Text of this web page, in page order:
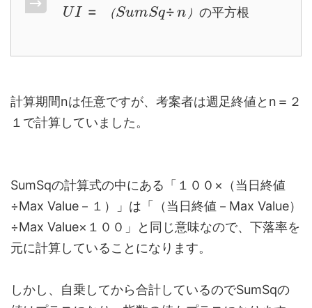
） の 方 根
計算期間nは任意ですが、考案者は週足終値とn＝２
１で計算していました。
SumSqの計算式の中にある「１００×（当日終値
÷Max Value－１）」は「（当日終値－Max Value）
÷Max Value×１００」と同じ意味なので、下落率を
元に計算していることになります。
しかし、自乗してから合計しているのでSumSqの